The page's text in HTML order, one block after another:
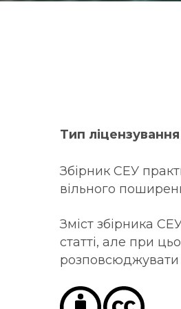
Тип
Збірник СЕУ
вільного
Зміст збірника
статті, але при
розповсюджувати